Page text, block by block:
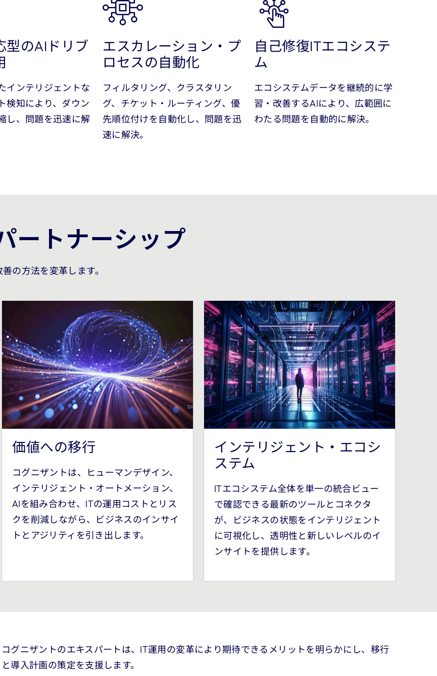
型のAIドリブ
インテリジェントな
検知により、ダウン
し、問題を迅速に解
エスカレーション・プ
ロセスの自動化
フィルタリング、クラスタリン
グ、チケット・ルーティング、優
先順位付けを自動化し、問題を迅
速に解決。
自己修復ITエコシステ
ム
エコシステムデータを継続的に学
習・改善するAIにより、広範囲に
わたる問題を自動的に解決。
ートナーシップ
の方法を変革します。
価値への移行
コグニザントは、ヒューマンデザイン、
インテリジェント・オートメーション、
AIを組み合わせ、ITの運用コストとリス
クを削減しながら、ビジネスのインサイ
トとアジリティを引き出します。
インテリジェント・エコシ
ステム
ITエコシステム全体を単一の統合ビュー
で確認できる最新のツールとコネクタ
が、ビジネスの状態をインテリジェント
に可視化し、透明性と新しいレベルのイ
ンサイトを提供します。
コグニザントのエキスパートは、IT運用の変革により期待できるメリットを明らかにし、移行
と導入計画の策定を支援します。